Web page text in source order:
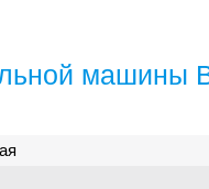
машины